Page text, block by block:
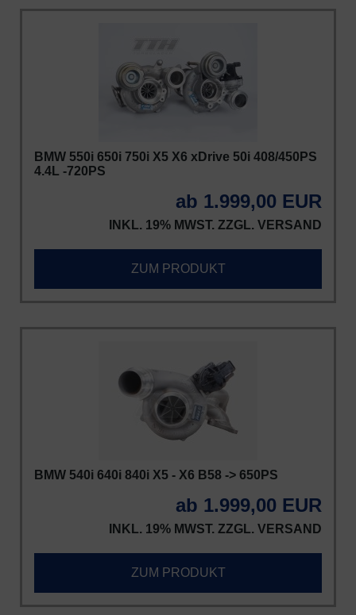
BMW 550i 650i 750i X5 X6 xDrive 50i 408/450PS
4.4L -720PS
ab 1.999,00 EUR
INKL. 19% MWST. ZZGL. VERSAND
ZUM PRODUKT
BMW 540i 640i 840i X5 - X6 B58 -> 650PS
ab 1.999,00 EUR
INKL. 19% MWST. ZZGL. VERSAND
ZUM PRODUKT